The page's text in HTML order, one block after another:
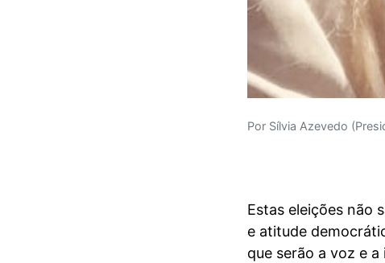
Por Sílvia Azevedo
Estas eleições não
e atitude
que serão a voz e